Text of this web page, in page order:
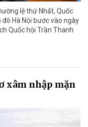
lệ thứ Nhất, Quốc
đô Hà Nội bước vào ngày
Quốc hội Trần Thanh
xâm nhập mặn